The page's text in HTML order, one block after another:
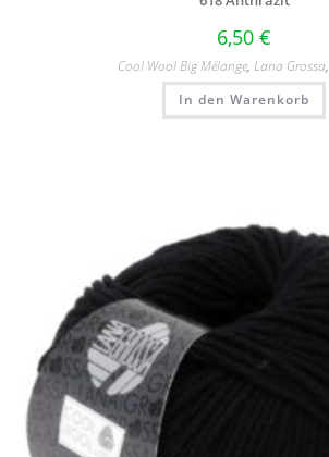
6,50 €
Cool Wool Big Mélange, Lana Grossa,
In den Warenkorb